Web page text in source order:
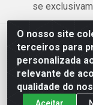
O nosso site
terceiros para
personalizada
relevante de
qualidade do
Aceitar
se
Safra Agrícola e
Esplanada dos